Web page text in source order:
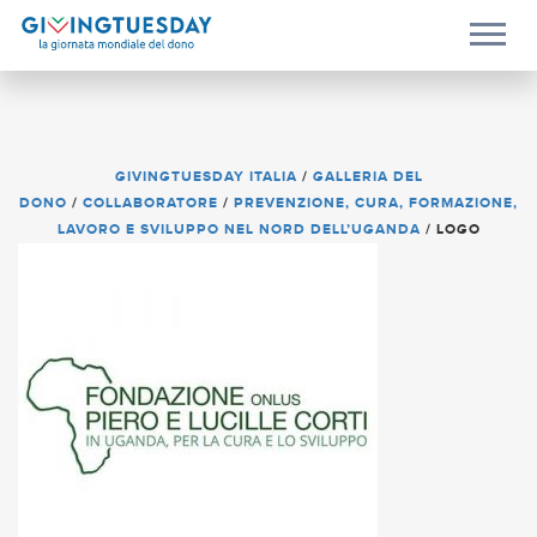
GIVINGTUESDAY ITALIA / GALLERIA DEL
DONO / COLLABORATORE / PREVENZIONE, CURA, FORMAZIONE,
LAVORO E SVILUPPO NEL NORD DELL’UGANDA / LOGO